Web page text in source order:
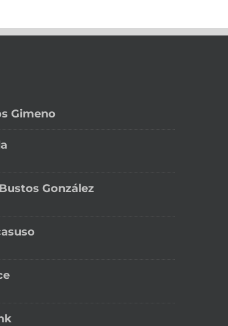
Gimeno
González